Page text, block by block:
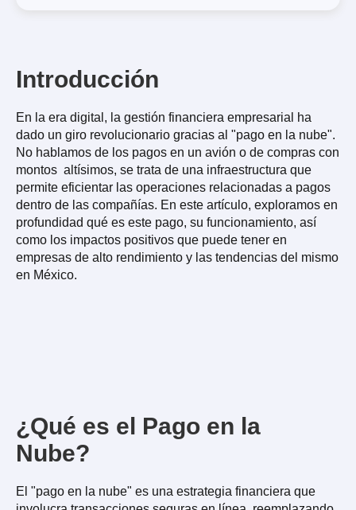
Introducción
En la era digital, la gestión financiera empresarial ha
dado un giro revolucionario gracias al "pago en la nube".
No hablamos de los pagos en un avión o de compras con
montos altísimos, se trata de una infraestructura que
permite eficientar las operaciones relacionadas a pagos
dentro de las compañías. En este artículo, exploramos en
profundidad qué es este pago, su funcionamiento, así
como los impactos positivos que puede tener en
empresas de alto rendimiento y las tendencias del mismo
en México.
¿Qué es el Pago en la
Nube?
El "pago en la nube" es una estrategia financiera que